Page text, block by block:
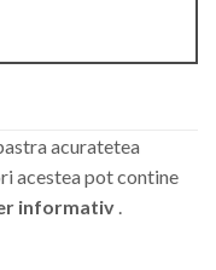
acuratetea
acestea pot contine
informativ .